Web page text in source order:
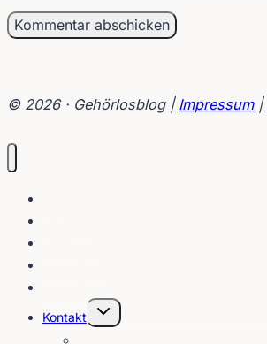
© 2026 · Gehörlosblog | Impressum|
Kontakt
Untermenü
umschalten